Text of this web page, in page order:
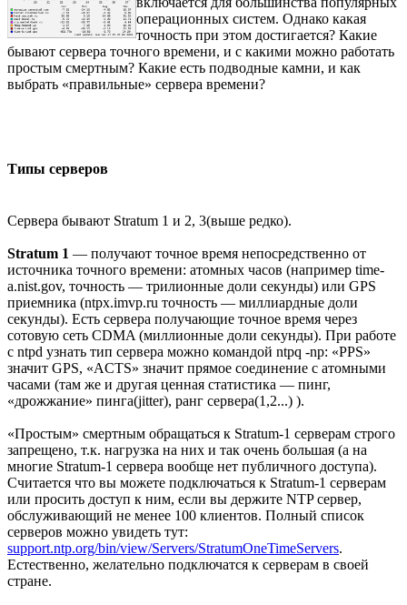
операционных систем. Однако какая
точность при этом достигается? Какие
бывают сервера точного времени, и с какими можно работать
простым смертным? Какие есть подводные камни, и как
выбрать «правильные» сервера времени?
Типы серверов
Сервера бывают Stratum 1 и 2, 3(выше редко).
Stratum 1 — получают точное время непосредственно от
источника точного времени: атомных часов (например time-
a.nist.gov, точность — трилионные доли секунды) или GPS
приемника (ntpx.imvp.ru точность — миллиардные доли
секунды). Есть сервера получающие точное время через
сотовую сеть CDMA (миллионные доли секунды). При работе
с ntpd узнать тип сервера можно командой ntpq -np: «PPS»
значит GPS, «ACTS» значит прямое соединение с атомными
часами (там же и другая ценная статистика — пинг,
«дрожжание» пинга(jitter), ранг сервера(1,2...) ).
«Простым» смертным обращаться к Stratum-1 серверам строго
запрещено, т.к. нагрузка на них и так очень большая (а на
многие Stratum-1 сервера вообще нет публичного доступа).
Считается что вы можете подключаться к Stratum-1 серверам
или просить доступ к ним, если вы держите NTP сервер,
обслуживающий не менее 100 клиентов. Полный список
серверов можно увидеть тут:
support.ntp.org/bin/view/Servers/StratumOneTimeServers.
Естественно, желательно подключатся к серверам в своей
стране.